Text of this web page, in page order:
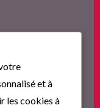
et à
les cookies à